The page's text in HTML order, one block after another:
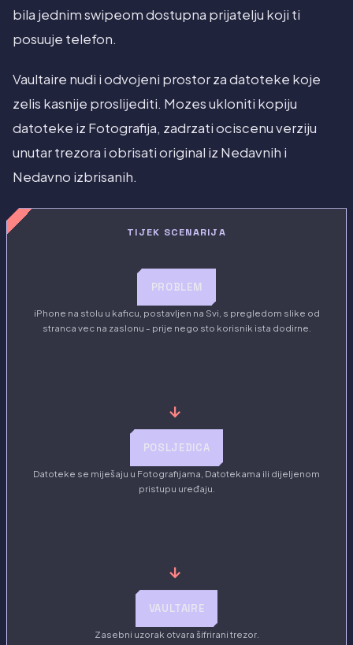
bila jednim swipeom dostupna prijatelju koji ti
posuuje telefon.
Vaultaire nudi i odvojeni prostor za datoteke koje
zelis kasnije proslijediti. Mozes ukloniti kopiju
datoteke iz Fotografija, zadrzati ociscenu verziju
unutar trezora i obrisati original iz Nedavnih i
Nedavno izbrisanih.
TIJEK SCENARIJA
PROBLEM
iPhone na stolu u kaficu, postavljen na Svi, s pregledom slike od
stranca vec na zaslonu - prije nego sto korisnik ista dodirne.
→
POSLJEDICA
Datoteke se miješaju u Fotografijama, Datotekama ili dijeljenom
pristupu uređaju.
→
VAULTAIRE
Zasebni uzorak otvara šifrirani trezor.